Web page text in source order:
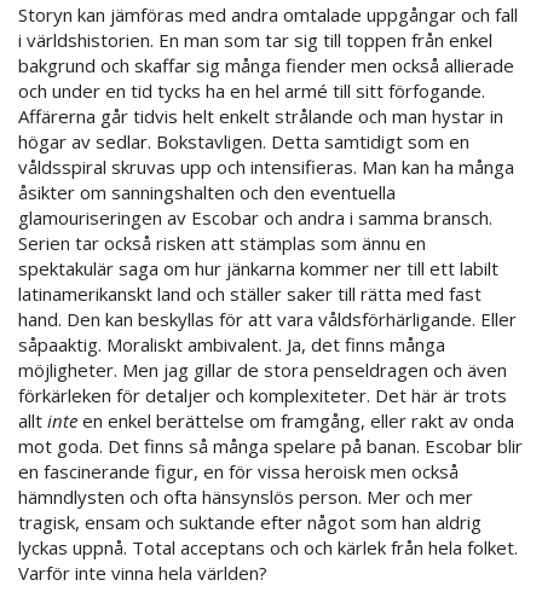
Storyn kan jämföras med andra omtalade uppgångar och fall
i världshistorien. En man som tar sig till toppen från enkel
bakgrund och skaffar sig många fiender men också allierade
och under en tid tycks ha en hel armé till sitt förfogande.
Affärerna går tidvis helt enkelt strålande och man hystar in
högar av sedlar. Bokstavligen. Detta samtidigt som en
våldsspiral skruvas upp och intensifieras. Man kan ha många
åsikter om sanningshalten och den eventuella
glamouriseringen av Escobar och andra i samma bransch.
Serien tar också risken att stämplas som ännu en
spektakulär saga om hur jänkarna kommer ner till ett labilt
latinamerikanskt land och ställer saker till rätta med fast
hand. Den kan beskyllas för att vara våldsförhärligande. Eller
såpaaktig. Moraliskt ambivalent. Ja, det finns många
möjligheter. Men jag gillar de stora penseldragen och även
förkärleken för detaljer och komplexiteter. Det här är trots
allt inte en enkel berättelse om framgång, eller rakt av onda
mot goda. Det finns så många spelare på banan. Escobar blir
en fascinerande figur, en för vissa heroisk men också
hämndlysten och ofta hänsynslös person. Mer och mer
tragisk, ensam och suktande efter något som han aldrig
lyckas uppnå. Total acceptans och och kärlek från hela folket.
Varför inte vinna hela världen?